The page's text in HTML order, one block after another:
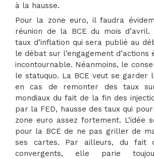
à la hausse.
Pour la zone euro, il faudra
réunion de la BCE du mois
taux d’inflation qui sera publié au
le débat sur l’engagement d’actions
incontournable. Néanmoins, le
le statuquo. La BCE veut se garder
en cas de remonter des taux
mondiaux du fait de la fin des
par la FED, hausse des taux qui
zone euro assez fortement. L’idée
pour la BCE de ne pas griller de
ses cartes. Par ailleurs, du fait
convergents, elle parie